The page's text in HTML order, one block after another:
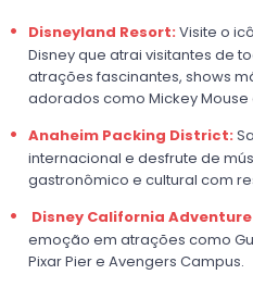
Disneyland Resort: Visite o
Disney que atrai visitantes de
atrações fascinantes, shows
adorados como Mickey Mouse
Anaheim Packing District:
internacional e desfrute de
gastronômico e cultural com
Disney California Adventure
emoção em atrações como
Pixar Pier e Avengers Campus.